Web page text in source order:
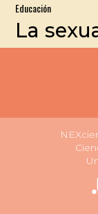
Educación
La